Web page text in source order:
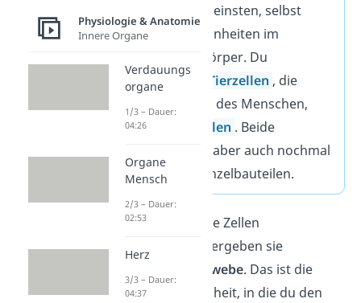
Zellen sind die kleinsten, selbst
lebensfähigen Einheiten im
menschlichen Körper. Du
unterscheidest
Tierzellen , die
Grundbausteine des Menschen,
undPflanzenzellen . Beide
bestehen selbst aber auch nochmal
aus kleineren Einzelbauteilen.
Wenn sich mehrere Zellen
zusammenfügen, ergeben sie
Gewebe. Das ist die
nächstgrößere Einheit, in die du den
Physiologie & Anatomie
Innere Organe
Verdauungs
organe
1/3 – Dauer:
04:26
Organe
Mensch
2/3 – Dauer:
02:53
Herz
3/3 – Dauer:
04:37